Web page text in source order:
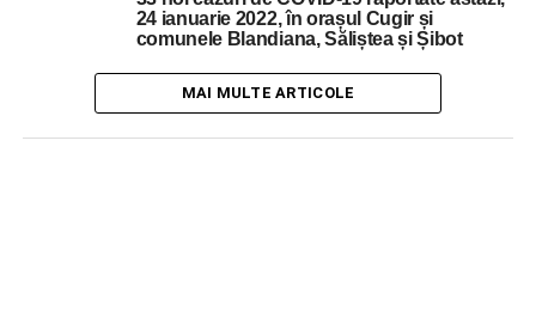
24 ianuarie 2022, în orașul Cugir și
comunele Blandiana, Săliștea și Șibot
MAI MULTE ARTICOLE